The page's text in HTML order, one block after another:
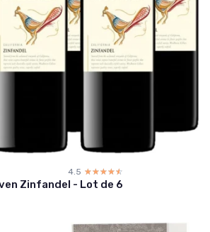
4.5 ☆☆☆☆☆
★★★★★
Zinfandel - Lot de 6